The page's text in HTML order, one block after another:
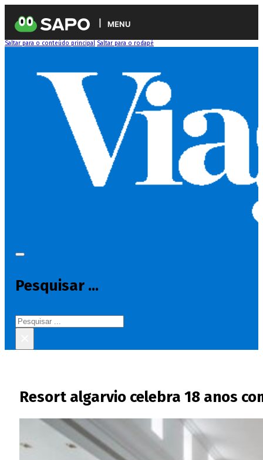
MENU
Saltar para o conteúdo principal Saltar para o rodapé
Pesquisar ...
Pesquisar
Resort algarvio celebra 18 anos